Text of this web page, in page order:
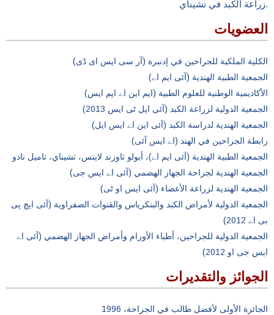
زراعة الكبد في تشيناي.
العضويات
الكلية الملكية للجراحين في إدنبرة (آر سی ایس ای ڈی)
الجمعية الطبية الهندية (آئی ایم اے)
الأكاديمية الوطنية للعلوم الطبية (ایم این اے ایم ایس)
الجمعية الدولية لزراعة الكبد (آئی ایل ٹی ایس 2013)
الجمعية الهندية لدراسة الكبد (آئی این اے ایس ایل)
رابطة الجراحين في الهند (اے ایس آئی)
الجمعية الطبية الهندية (آئی ایم اے)، أبولو ثاوزند لايتس، تشيناي، تاميل نادو
الجمعية الهندية لجراحة الجهاز الهضمي (آئی اے ایس جی)
الجمعية الهندية لزراعة الأعضاء (آئی ایس او ٹی)
الجمعية الدولية لأمراض الكبد والبنكرياس والقنوات الصفراوية (آئی ایچ پی
بی اے 2012)
الجمعية الدولية للجراحين، أطباء الأورام وأمراض الجهاز الهضمي (آئی اے
ایس جی او 2012)
الجوائز والتقديرات
الجائزة الأولى لأفضل طالب في الجراحة، 1996